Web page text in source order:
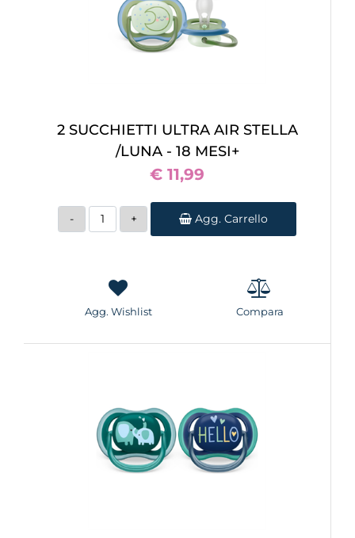
2 SUCCHIETTI ULTRA AIR STELLA
/LUNA - 18 MESI+
€ 11,99
Quantità
Agg. Carrello
Agg. Wishlist Compara